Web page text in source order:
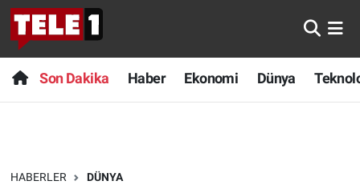
Son Dakika Haber Ekonomi Dünya
HABERLER DÜNYA
Anında Manşet
Başka Sohbetler
Bilim turu
Son Dakika
Haber
Dünya
Nöbetçi Eczaneler
Hava Durumu
Trafik Durumu